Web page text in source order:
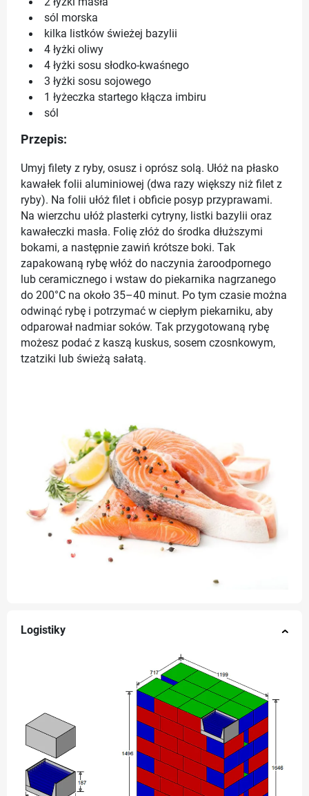
sól morska
kilka listków świeżej bazylii
4 łyżki oliwy
4 łyżki sosu słodko-kwaśnego
3 łyżki sosu sojowego
1 łyżeczka startego kłącza imbiru
sól
Przepis:
Umyj filety z ryby, osusz i oprósz solą. Ułóż na płasko
kawałek folii aluminiowej (dwa razy większy niż filet z
ryby). Na folii ułóż filet i obficie posyp przyprawami.
Na wierzchu ułóż plasterki cytryny, listki bazylii oraz
kawałeczki masła. Folię złóż do środka dłuższymi
bokami, a następnie zawiń krótsze boki. Tak
zapakowaną rybę włóż do naczynia żaroodpornego
lub ceramicznego i wstaw do piekarnika nagrzanego
do 200°C na około 35–40 minut. Po tym czasie można
odwinąć rybę i potrzymać w ciepłym piekarniku, aby
odparował nadmiar soków. Tak przygotowaną rybę
możesz podać z kaszą kuskus, sosem czosnkowym,
tzatziki lub świeżą sałatą.
Logistiky